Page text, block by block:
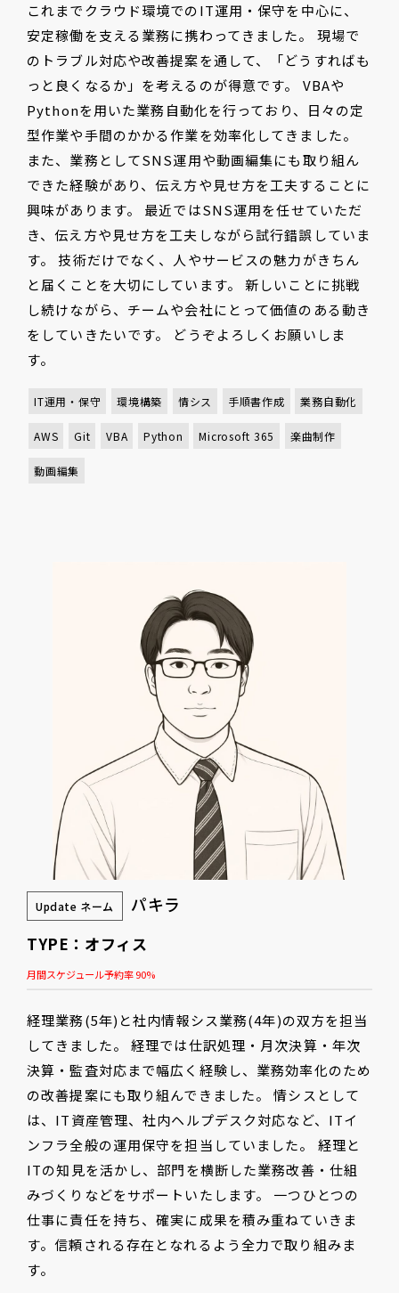
これまでクラウド環境でのIT運用・保守を中心に、
安定稼働を支える業務に携わってきました。 現場で
のトラブル対応や改善提案を通して、「どうすればも
っと良くなるか」を考えるのが得意です。 VBAや
Pythonを用いた業務自動化を行っており、日々の定
型作業や手間のかかる作業を効率化してきました。
また、業務としてSNS運用や動画編集にも取り組ん
できた経験があり、伝え方や見せ方を工夫することに
興味があります。 最近ではSNS運用を任せていただ
き、伝え方や見せ方を工夫しながら試行錯誤していま
す。 技術だけでなく、人やサービスの魅力がきちん
と届くことを大切にしています。 新しいことに挑戦
し続けながら、チームや会社にとって価値のある動き
をしていきたいです。 どうぞよろしくお願いしま
す。
IT運用・保守 環境構築 情シス 手順書作成 業務自動化
AWS Git VBA Python Microsoft 365 楽曲制作
動画編集
Update ネーム パキラ
TYPE：オフィス
月間スケジュール予約率 90%
経理業務(5年)と社内情報シス業務(4年)の双方を担当
してきました。 経理では仕訳処理・月次決算・年次
決算・監査対応まで幅広く経験し、業務効率化のため
の改善提案にも取り組んできました。 情シスとして
は、IT資産管理、社内ヘルプデスク対応など、ITイ
ンフラ全般の運用保守を担当していました。 経理と
ITの知見を活かし、部門を横断した業務改善・仕組
みづくりなどをサポートいたします。 一つひとつの
仕事に責任を持ち、確実に成果を積み重ねていきま
す。信頼される存在となれるよう全力で取り組みま
す。